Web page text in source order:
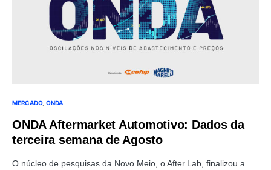
MERCADO ONDA
ONDA Aftermarket Automotivo: Dados da
terceira semana de Agosto
O núcleo de pesquisas da Novo Meio, o After.Lab, finalizou a